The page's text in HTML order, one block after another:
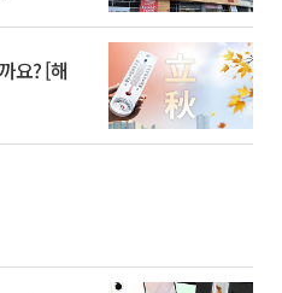
요? [해